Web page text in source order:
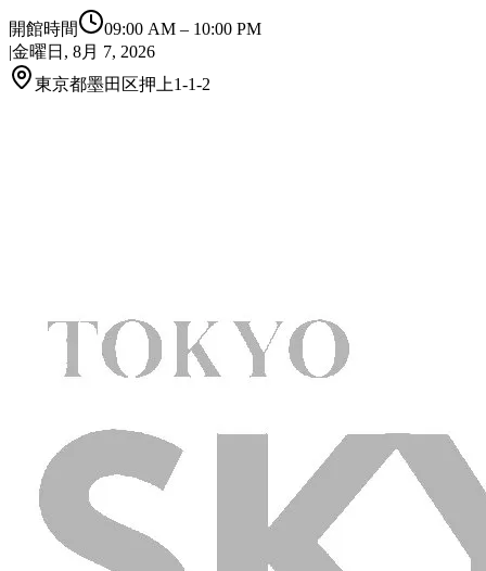
開館時間 09:00 AM – 10:00 PM
|金曜日, 8月 7, 2026
東京都墨田区押上1-1-2